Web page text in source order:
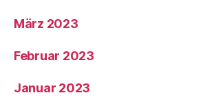
März 2023
Februar 2023
Januar 2023